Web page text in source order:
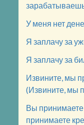
У меня нет
Я заплачу за
Я заплачу за
Извините, мы
(Извините, мы
Вы
принимаете